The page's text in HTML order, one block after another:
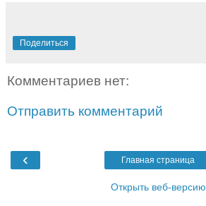
Поделиться
Комментариев нет:
Отправить комментарий
‹ Главная страница
Открыть веб-версию